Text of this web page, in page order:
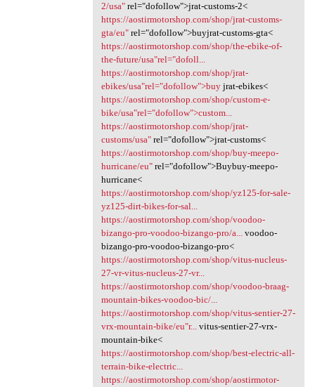
2/usa"rel="dofollow">jrat-customs-2<
https://aostirmotorshop.com/shop/jrat-customs-
gta/eu"rel="dofollow">buyjrat-customs-gta<
https://aostirmotorshop.com/shop/the-ebike-of-
the-future/usa"rel="dofoll...
https://aostirmotorshop.com/shop/jrat-
ebikes/usa"rel="dofollow">buyjrat-ebikes<
https://aostirmotorshop.com/shop/custom-e-
bike/usa"rel="dofollow">custom...
https://aostirmotorshop.com/shop/jrat-
customs/usa"rel="dofollow">jrat-customs<
https://aostirmotorshop.com/shop/buy-meepo-
hurricane/eu"rel="dofollow">Buybuy-meepo-
hurricane<
https://aostirmotorshop.com/shop/yz125-for-sale-
yz125-dirt-bikes-for-sal...
https://aostirmotorshop.com/shop/voodoo-
bizango-pro-voodoo-bizango-pro/a...voodoo-
bizango-pro-voodoo-bizango-pro<
https://aostirmotorshop.com/shop/vitus-nucleus-
27-vr-vitus-nucleus-27-vr...
https://aostirmotorshop.com/shop/voodoo-braag-
mountain-bikes-voodoo-bic/...
https://aostirmotorshop.com/shop/vitus-sentier-27-
vrx-mountain-bike/eu"r...vitus-sentier-27-vrx-
mountain-bike<
https://aostirmotorshop.com/shop/best-electric-all-
terrain-bike-electric...
https://aostirmotorshop.com/shop/aostirmotor-